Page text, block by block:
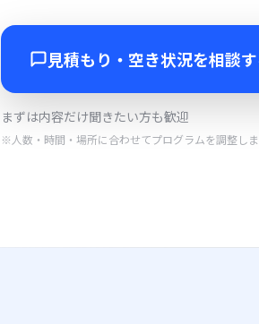
見積もり・空き状況を相談す
まずは内容だけ聞きたい方も歓迎
※人数・時間・場所に合わせてプログラムを調整しま